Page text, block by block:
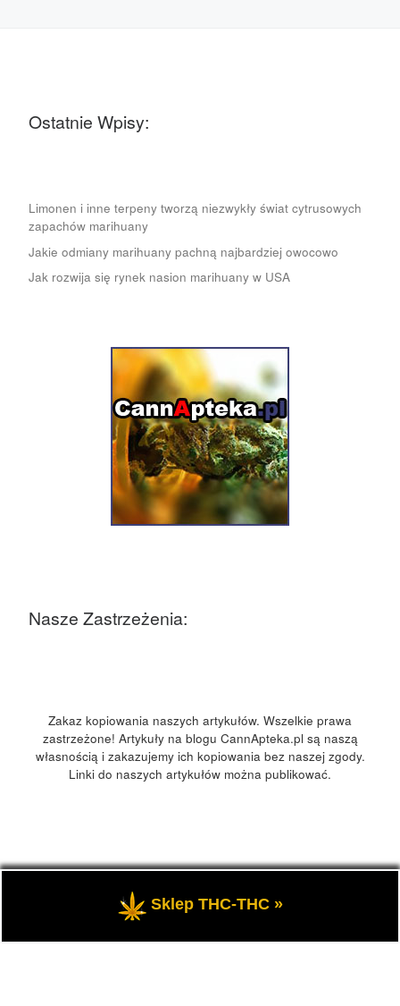
Ostatnie Wpisy:
Limonen i inne terpeny tworzą niezwykły świat cytrusowych
zapachów marihuany
Jakie odmiany marihuany pachną najbardziej owocowo
Jak rozwija się rynek nasion marihuany w USA
Nasze Zastrzeżenia:
Zakaz kopiowania naszych artykułów. Wszelkie prawa
zastrzeżone! Artykuły na blogu CannApteka.pl są naszą
własnością i zakazujemy ich kopiowania bez naszej zgody.
Linki do naszych artykułów można publikować.
CannApteka.pl – Wszelkie prawa zastrzeżone
Medyczna marihuana, olej CBD, THC, informacje.
Sklep THC-THC »